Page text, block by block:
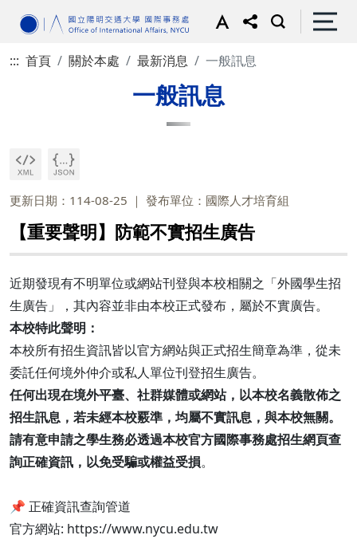
::: 首頁 關於本處 最新消息 一般訊息
一般訊息
更新日期：114-08-25 發布單位：國際人才培育組
【重要聲明】防範不實招生廣告
近期發現有不明單位或網站刊登與本校相關之「外國學生招
生廣告」，其內容並非由本校正式發布，屬於不實廣告。
本校特此聲明：
本校所有招生資訊皆以官方網站與正式招生簡章為準，從未
委託任何境外仲介或私人單位刊登招生廣告。
任何出現在境外平臺、社群媒體或網站，以本校名義散佈之
招生訊息，若未經本校覈準，均屬不實訊息，與本校無關。
請有意申請之學生務必透過本校官方國際事務處招生網頁查
詢正確資訊，以免受騙或權益受損。
📌 正確資訊查詢管道
官方網站: https://www.nycu.edu.tw